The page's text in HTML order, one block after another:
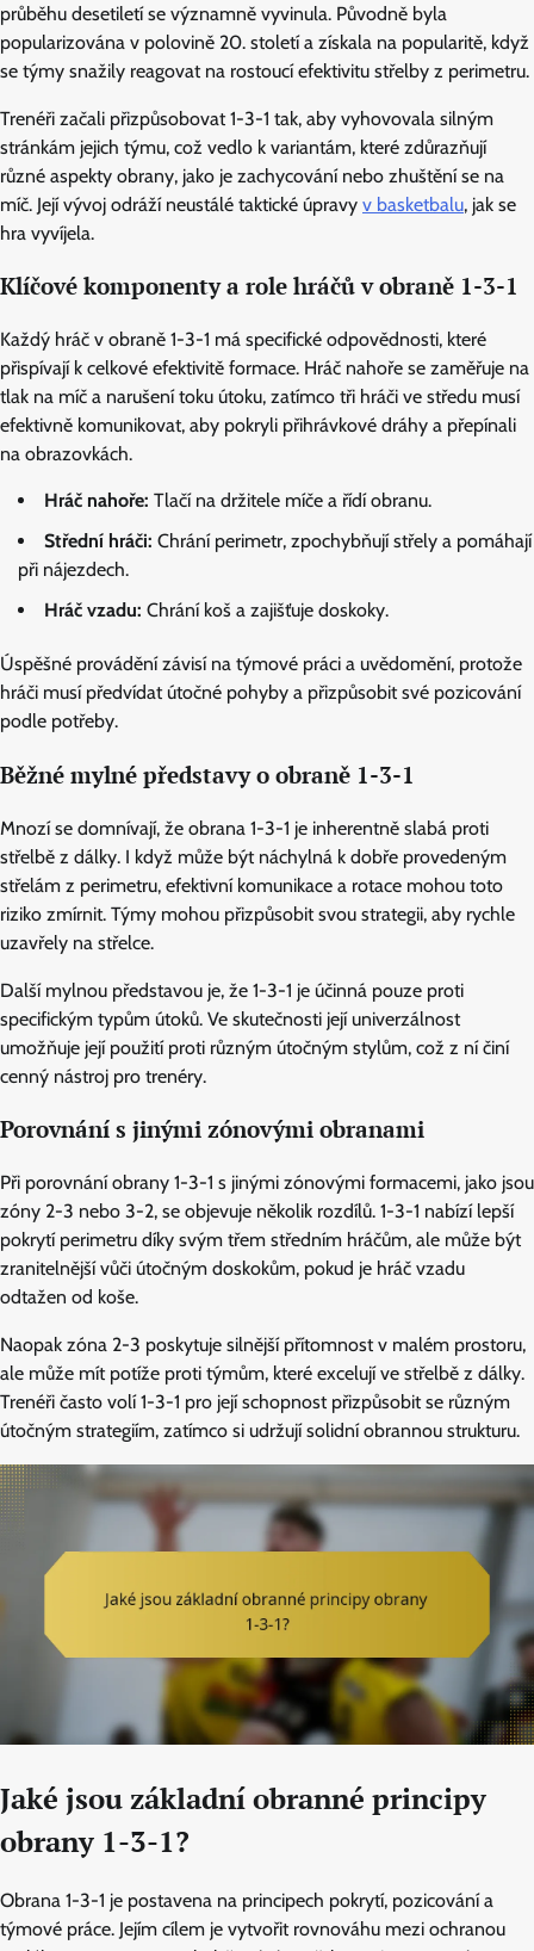
průběhu desetiletí se významně vyvinula. Původně byla
popularizována v polovině 20. století a získala na popularitě, když
se týmy snažily reagovat na rostoucí efektivitu střelby z perimetru.
Trenéři začali přizpůsobovat 1-3-1 tak, aby vyhovovala silným
stránkám jejich týmu, což vedlo k variantám, které zdůrazňují
různé aspekty obrany, jako je zachycování nebo zhuštění se na
míč. Její vývoj odráží neustálé taktické úpravy v basketbalu, jak se
hra vyvíjela.
Klíčové komponenty a role hráčů v obraně 1-3-1
Každý hráč v obraně 1-3-1 má specifické odpovědnosti, které
přispívají k celkové efektivitě formace. Hráč nahoře se zaměřuje na
tlak na míč a narušení toku útoku, zatímco tři hráči ve středu musí
efektivně komunikovat, aby pokryli přihrávkové dráhy a přepínali
na obrazovkách.
Hráč nahoře: Tlačí na držitele míče a řídí obranu.
Střední hráči: Chrání perimetr, zpochybňují střely a pomáhají
při nájezdech.
Hráč vzadu: Chrání koš a zajišťuje doskoky.
Úspěšné provádění závisí na týmové práci a uvědomění, protože
hráči musí předvídat útočné pohyby a přizpůsobit své pozicování
podle potřeby.
Běžné mylné představy o obraně 1-3-1
Mnozí se domnívají, že obrana 1-3-1 je inherentně slabá proti
střelbě z dálky. I když může být náchylná k dobře provedeným
střelám z perimetru, efektivní komunikace a rotace mohou toto
riziko zmírnit. Týmy mohou přizpůsobit svou strategii, aby rychle
uzavřely na střelce.
Další mylnou představou je, že 1-3-1 je účinná pouze proti
specifickým typům útoků. Ve skutečnosti její univerzálnost
umožňuje její použití proti různým útočným stylům, což z ní činí
cenný nástroj pro trenéry.
Porovnání s jinými zónovými obranami
Při porovnání obrany 1-3-1 s jinými zónovými formacemi, jako jsou
zóny 2-3 nebo 3-2, se objevuje několik rozdílů. 1-3-1 nabízí lepší
pokrytí perimetru díky svým třem středním hráčům, ale může být
zranitelnější vůči útočným doskokům, pokud je hráč vzadu
odtažen od koše.
Naopak zóna 2-3 poskytuje silnější přítomnost v malém prostoru,
ale může mít potíže proti týmům, které excelují ve střelbě z dálky.
Trenéři často volí 1-3-1 pro její schopnost přizpůsobit se různým
útočným strategiím, zatímco si udržují solidní obrannou strukturu.
Jaké jsou základní obranné principy
obrany 1-3-1?
Obrana 1-3-1 je postavena na principech pokrytí, pozicování a
týmové práce. Jejím cílem je vytvořit rovnováhu mezi ochranou